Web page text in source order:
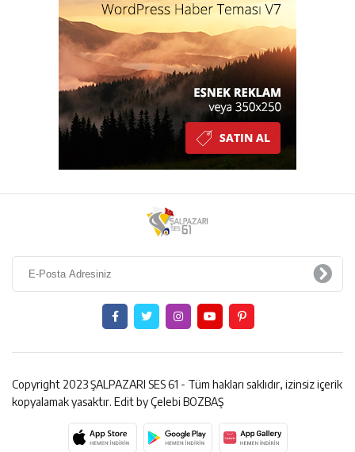
Copyright 2023 ŞALPAZARI SES 61 - Tüm hakları saklıdır, izinsiz içerik
kopyalamak yasaktır. Edit by Çelebi BOZBAŞ